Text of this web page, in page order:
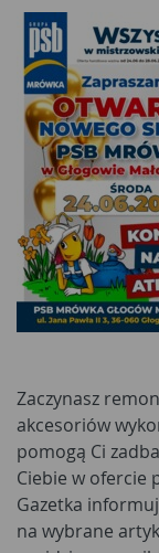
Zaczynasz
akcesoriów
pomogą Ci
Ciebie w ofercie
Gazetka
na wybrane